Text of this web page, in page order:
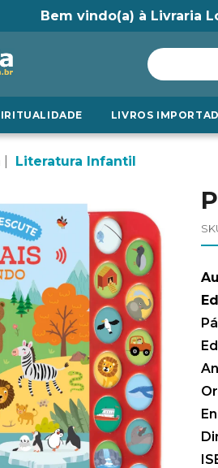
Bem vindo(a) à Livraria
LIVROS
Literatura Infantil